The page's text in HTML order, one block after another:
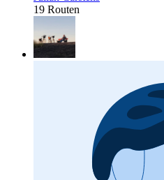
19 Routen